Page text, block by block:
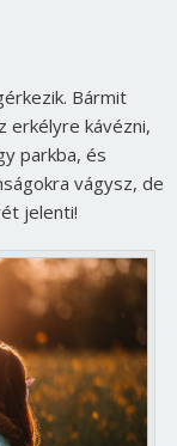
Bármit
erkélyre kávézni,
parkba, és
vágysz, de
jelenti!